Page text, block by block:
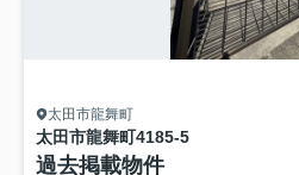
太田市龍舞町
太田市龍舞町4185-5
過去掲載物件